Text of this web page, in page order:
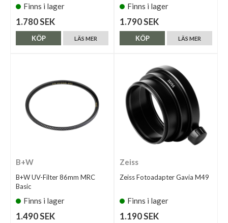
Finns i lager
1.780 SEK
LÄS MER
KÖP
Finns i lager
1.790 SEK
LÄS MER
KÖP
B+W
B+W UV-Filter 86mm MRC
Basic
Finns i lager
1.490 SEK
Zeiss
Zeiss Fotoadapter Gavia M49
Finns i lager
1.190 SEK